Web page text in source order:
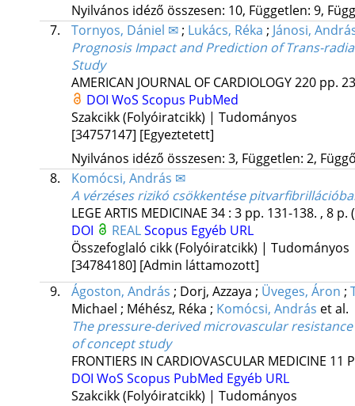
Nyilvános idéző összesen: 10, Független: 9,
7.
Tornyos, Dániel ✉ ; Lukács, Réka ; Jánosi,
Prognosis Impact and Prediction of Trans-
Study
AMERICAN JOURNAL OF CARDIOLOGY220 pp.
DOI WoS Scopus PubMed
Szakcikk (Folyóiratcikk) | Tudományos
[34757147] [Egyeztetett]
Nyilvános idéző összesen: 3, Független: 2,
8.
Komócsi, András ✉
A vérzéses rizikó csökkentése
LEGE ARTIS MEDICINAE 34: 3 pp. 131-138. , 8 p.
DOI
REALScopus Egyéb URL
Összefoglaló cikk (Folyóiratcikk) | Tudományos
[34784180] [Admin láttamozott]
9.
Ágoston, András ; Dorj, Azzaya ; Üveges, Áron ;
Michael ; Méhész, Réka ; Komócsi, András et al.
The pressure-derived microvascular
of concept study
FRONTIERS IN CARDIOVASCULAR MEDICINE 11
DOI WoS Scopus PubMed Egyéb URL
Szakcikk (Folyóiratcikk) | Tudományos